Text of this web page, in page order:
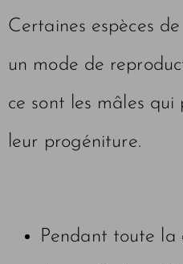
Certaines espèces
un mode de
ce sont les mâles
leur progéniture.
Pendant toute la